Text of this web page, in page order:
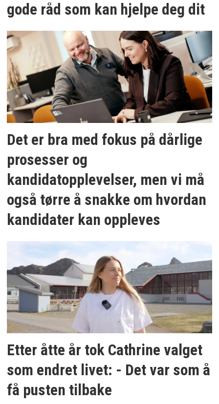
gode råd som kan hjelpe deg dit
Det er bra med fokus på dårlige
prosesser og
kandidatopplevelser, men vi må
også tørre å snakke om hvordan
kandidater kan oppleves
Etter åtte år tok Cathrine valget
som endret livet: - Det var som å
få pusten tilbake